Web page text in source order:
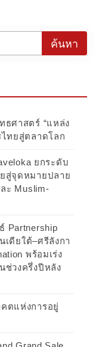
ธศาสตร์ “แหล่ง
ไทยสู่ตลาดโลก
ยกระดับ
สู่จุดหมายปลาย
ะ Muslim-
Partnership
เดียใต้–ศรีลังกา
พร้อมเร่ง
ช่วงครึ่งปีหลัง
ตแห่งการอยู่